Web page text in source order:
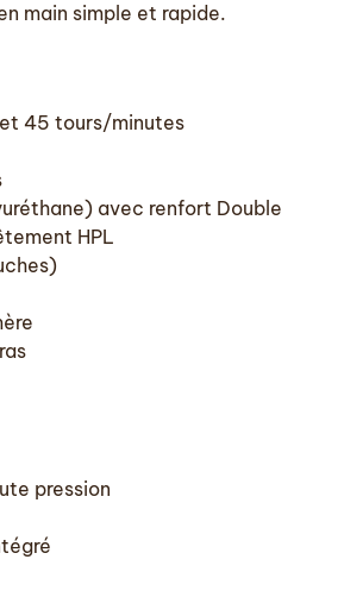
main simple et rapide.
45 tours/minutes
avec renfort Double
HPL
pression